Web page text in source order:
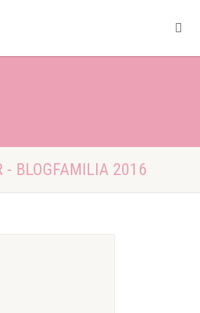
- BLOGFAMILIA 2016